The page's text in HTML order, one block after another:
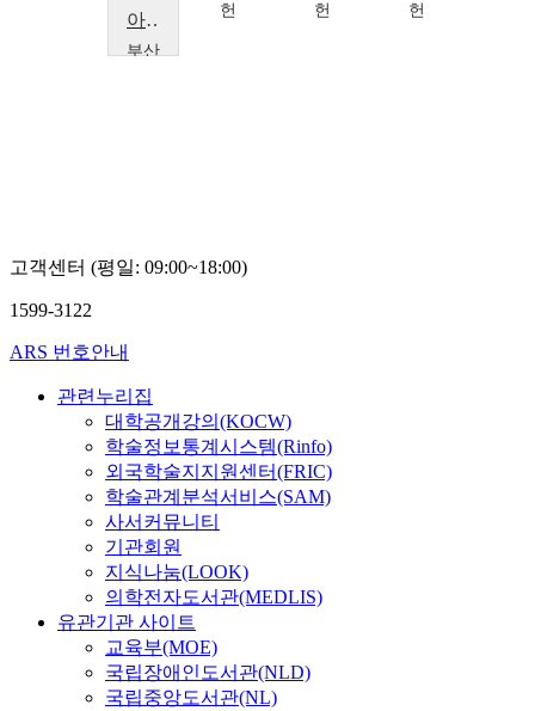
헌
헌
헌
헌
아시아사회의 이해
부산
고객센터 (평일: 09:00~18:00)
1599-3122
ARS 번호안내
관련누리집
대학공개강의(KOCW)
학술정보통계시스템(Rinfo)
외국학술지지원센터(FRIC)
학술관계분석서비스(SAM)
사서커뮤니티
기관회원
지식나눔(LOOK)
의학전자도서관(MEDLIS)
유관기관 사이트
교육부(MOE)
국립장애인도서관(NLD)
국립중앙도서관(NL)